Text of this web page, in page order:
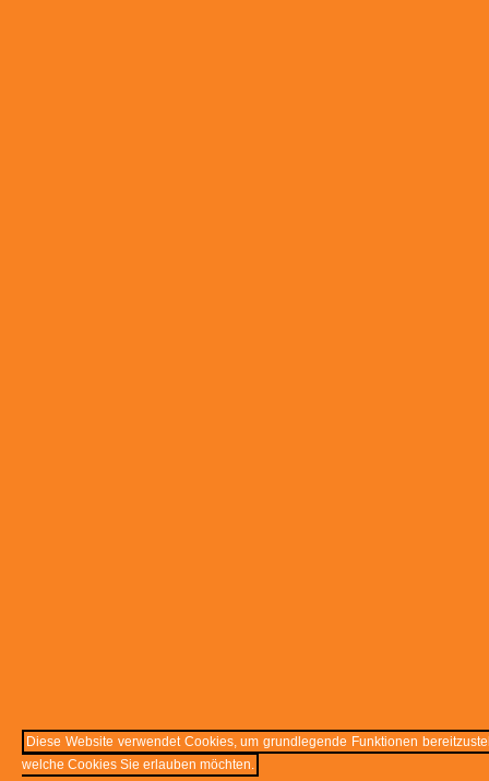
Diese Website verwendet Cookies, um grundlegende Funktionen
welche Cookies Sie erlauben möchten.